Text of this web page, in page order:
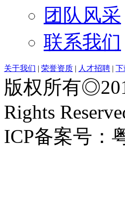
团队风采
联系我们
关于我们 | 荣誉资质 | 人才招聘 | 下
版权所有
Rights
ICP备案号：